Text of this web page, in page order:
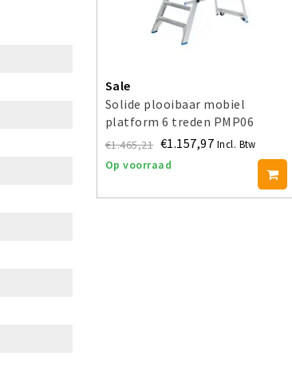
Sale
Solide plooibaar mobiel
platform 6 treden PMP06
€1.465,21 €1.157,97 Incl. Btw
Op voorraad